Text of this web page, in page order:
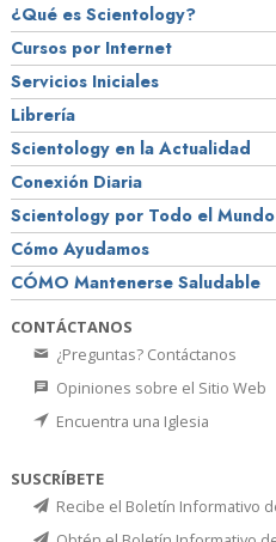
¿Qué es Scientology?
Cursos por Internet
Servicios Iniciales
Librería
Scientology en la Actualidad
Conexión Diaria
Scientology por Todo el Mundo
Cómo Ayudamos
CÓMO Mantenerse Saludable
CONTÁCTANOS
¿Preguntas? Contáctanos
Opiniones sobre el Sitio Web
Encuentra una Iglesia
SUSCRÍBETE
Recibe el Boletín Informativo